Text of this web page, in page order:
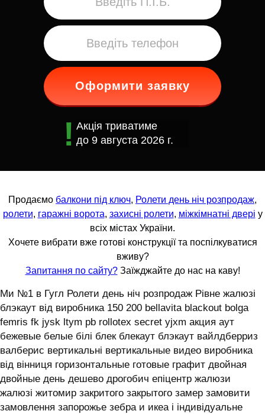
Оформити заявку
Акція триватиме
до 9 августа 2026 г.
Продаємо балкони під ключ, Ролети день ніч розпродаж,
ролети, гаражні ворота, захисні ролети, міжкімнатні двері у
всіх містах України.
Хочете вибрати вже готові конструкції та поспілкуватися
вживу?
Запитання по сайту?Заїжджайте до нас на каву!
Ми №1 в Гугл Ролети день ніч розпродаж Рівне жалюзі
блэкаут від виробника 150 200 bellavita blackout bolga
femris fk jysk ltym pb rollotex secret yjxm акция аут
бежевые белые білі блек блекаут блэкаут вайлдберриз
валберис вертикальні вертикальные видео виробника
від вінниця горизонтальные готовые графит двойная
двойные день дешево дрогобич епіцентр жалюзи
жалюзі житомир закритого закрытого замер замовити
замовлення запорожье зебра и икеа і індивідуальне